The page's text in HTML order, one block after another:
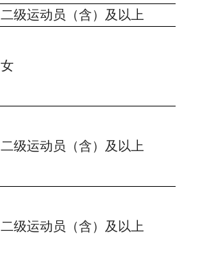
二级运动员（含）及以上
女
二级运动员（含）及以上
二级运动员（含）及以上